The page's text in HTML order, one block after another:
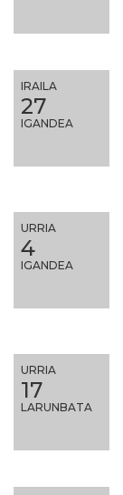
IRAILA
27
IGANDEA
URRIA
4
IGANDEA
URRIA
17
LARUNBATA